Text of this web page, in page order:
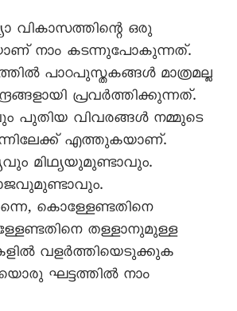
വികാസത്തിന്റെ ഒരു
നാം കടന്നുപോകുന്നത്.
പാഠപുസ്തകങ്ങള്‍ മാത്രമല്ല
പ്രവര്‍ത്തിക്കുന്നത്.
പുതിയ വിവരങ്ങള്‍ നമ്മുടെ
എത്തുകയാണ്.
മിഥ്യയുമുണ്ടാവും.
കൊള്ളേണ്ടതിനെ
തള്ളാനുമുള്ള
വളര്‍ത്തിയെടുക്കുക
ഘട്ടത്തില്‍ നാം